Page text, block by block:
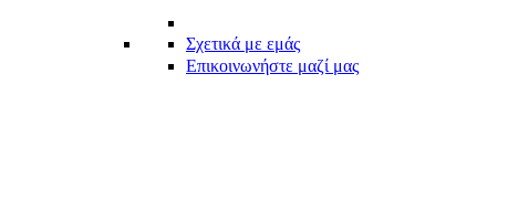
Σχετικά με εμάς
Επικοινωνήστε μαζί μας